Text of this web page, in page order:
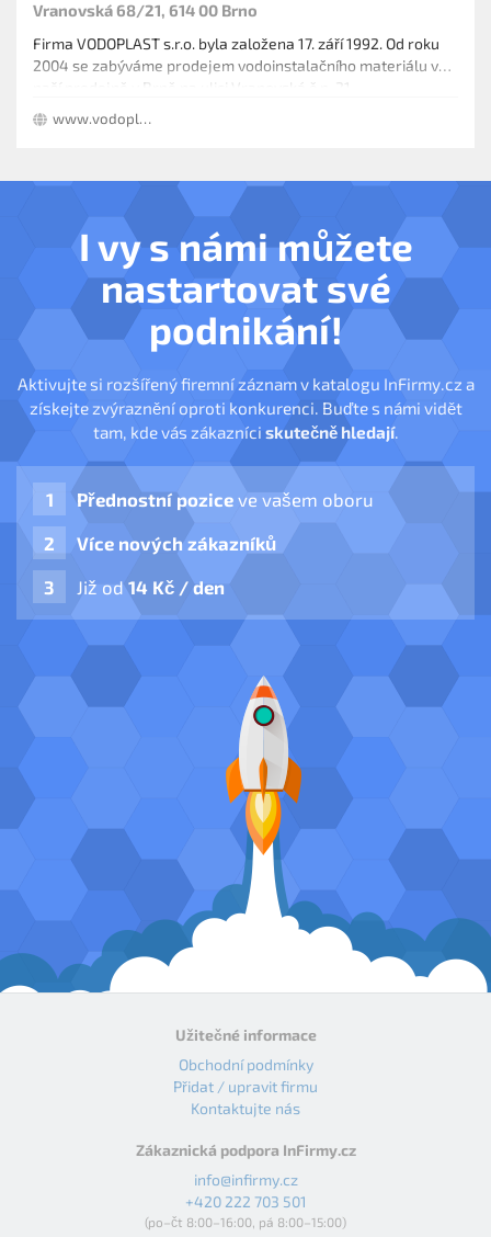
Vranovská 68/21, 614 00 Brno
Firma VODOPLAST s.r.o. byla založena 17. září 1992. Od roku
2004 se zabýváme prodejem vodoinstalačního materiálu v
naší prodejně v Brně na ulici Vranovská č.p. 21.
www.vodoplast.cz
I vy s námi můžete
nastartovat své
podnikání!
Aktivujte si rozšířený firemní záznam v katalogu InFirmy.cz a
získejte zvýraznění oproti konkurenci. Buďte s námi vidět
tam, kde vás zákazníci skutečně hledají.
Přednostní pozice ve vašem oboru
Více nových zákazníků
Již od14 Kč / den
Užitečné informace
Obchodní podmínky
Přidat / upravit firmu
Kontaktujte nás
Zákaznická podpora InFirmy.cz
info@infirmy.cz
+420 222 703 501
(po–čt 8:00–16:00, pá 8:00–15:00)